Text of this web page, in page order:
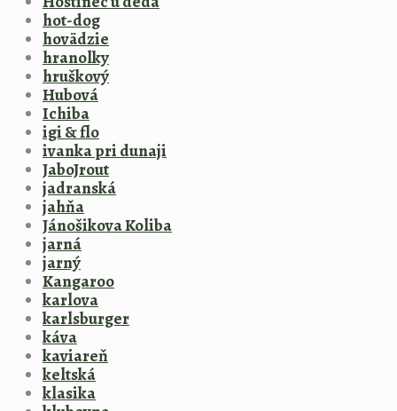
hot-dog
hovädzie
hranolky
hruškový
Hubová
Ichiba
igi & flo
ivanka pri dunaji
JaboJrout
jadranská
jahňa
Jánošikova Koliba
jarná
jarný
Kangaroo
karlova
karlsburger
káva
kaviareň
keltská
klasika